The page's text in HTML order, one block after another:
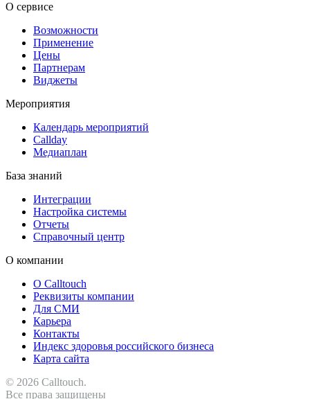
О сервисе
Возможности
Применение
Цены
Партнерам
Виджеты
Мероприятия
Календарь мероприятий
Callday
Медиаплан
База знаний
Интеграции
Настройка системы
Отчеты
Справочный центр
О компании
О Calltouch
Реквизиты компании
Для СМИ
Карьера
Контакты
Индекс здоровья российского бизнеса
Карта сайта
© 2026 Calltouch.
Все права защищены